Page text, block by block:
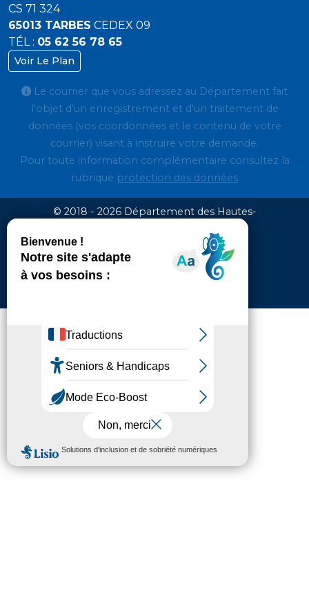
CS 71 324
65013 TARBES CEDEX 09
TÉL : 05 62 56 78 65
Voir Le Plan
Le courrier que vous adressez au Département fait
l'objet d’un enregistrement et d'un traitement de
données (vos coordonnées et le contenu de votre
courrier) visant à instruire votre demande.
Pour toute information complémentaire consultez la
rubrique protection des données
© 2018 - 2026 Département des Hautes-
Espace presse Mentions légales